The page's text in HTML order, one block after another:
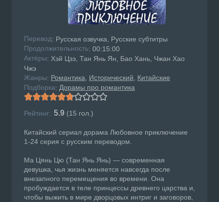
Перевод: Русская озвучка, Русские субтитры
Продолжительность: 00:15:00
Актёры: Хэй Цзэ, Тан Янь Ян, Бао Хань, Чжан Хао
Чжэ
Жанры: Романтика Исторический
Китайские
Подборка: Дорамы про романтика
Рейтинг: 5.9 (15 гол.)
Китайский сериал дорама Любовное приключение
1-24 серия с русским переводом.
Ма Цянь Цю (Тан Янь Янь) — современная
девушка, чья жизнь меняется навсегда после
внезапного перемещения во времени. Она
пробуждается в теле принцессы древнего царства и,
чтобы выжить в мире дворцовых интриг и заговоров,